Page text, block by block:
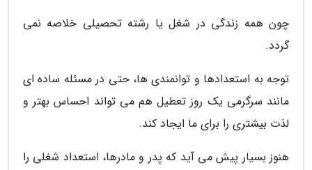
چون همه زندگی در شغل یا رشته تحصیلی خلاصه نمی
گردد.
توجه به استعدادها و توانمندی ها، حتی در مسئله ساده ای
مانند سرگرمی یک روز تعطیل هم می تواند احساس بهتر و
لذت بیشتری را برای ما ایجاد کند.
هنوز بسیار پیش می آید که پدر و مادرها، استعداد شغلی را